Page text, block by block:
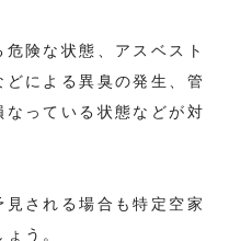
険な状態、アスベスト
による異臭の発生、管
っている状態などが対
される場合も特定空家
う。